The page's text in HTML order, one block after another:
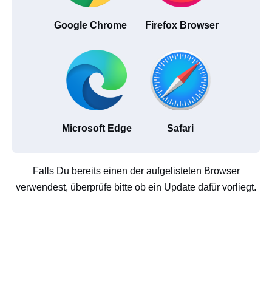
Google Chrome Firefox Browser
Microsoft Edge Safari
Falls Du bereits einen der aufgelisteten Browser
verwendest, überprüfe bitte ob ein Update dafür vorliegt.